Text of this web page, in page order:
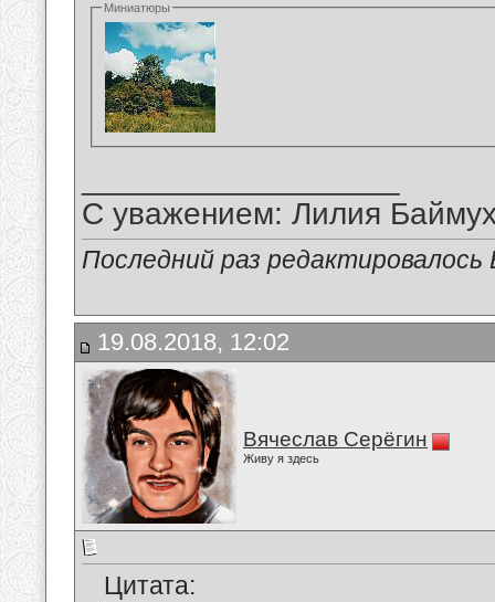
Миниатюры
С уважением: Лилия
Последний раз
19.08.2018, 12:02
Вячеслав Серёгин
Живу я здесь
Цитата: